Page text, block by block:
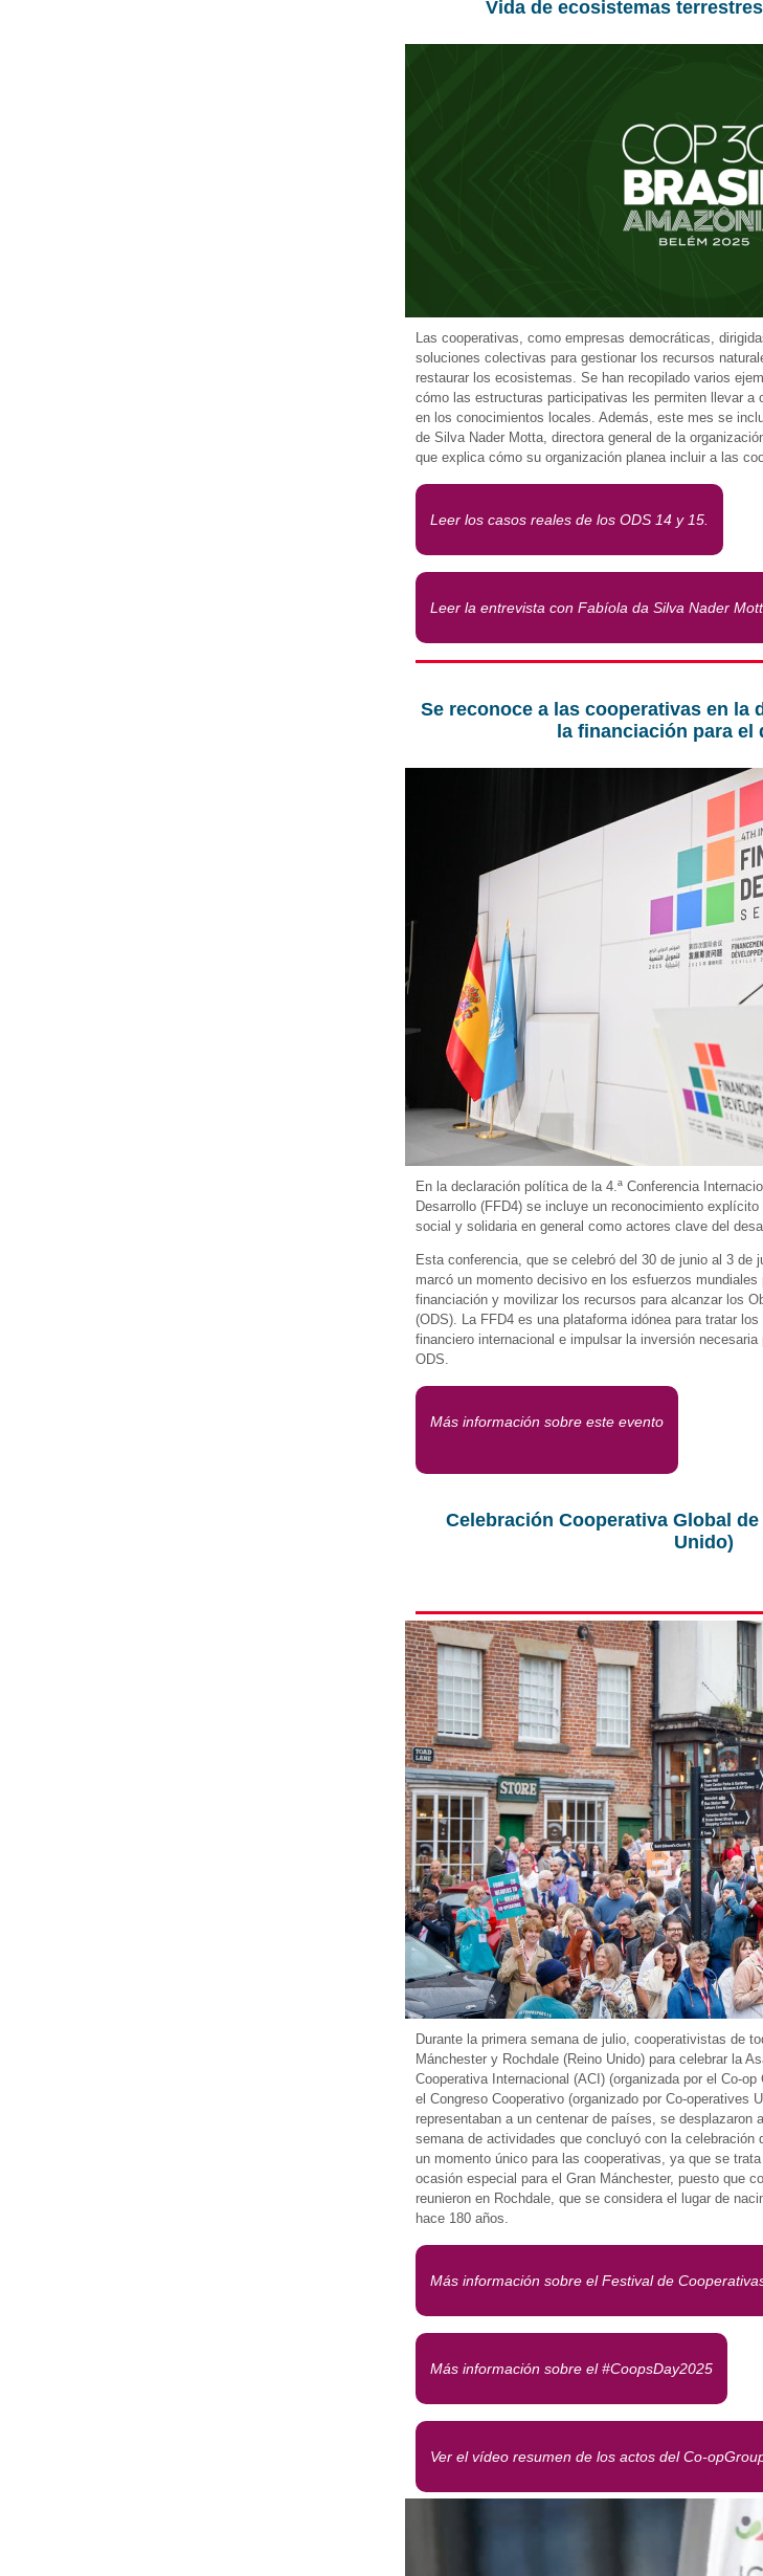
Vida de ecosistemas
Las cooperativas, como empresas democráticas,
soluciones colectivas para gestionar los recursos
restaurar los ecosistemas. Se han recopilado varios
cómo las estructuras participativas les permiten llevar a
en los conocimientos locales. Además, este mes se
de Silva Nader Motta, directora general de la
que explica cómo su organización planea incluir a las
Leer los casos reales de los ODS 14 y 15.
Leer la entrevista con Fabíola da Silva Nader
Se reconoce a las cooperativas en la
la financiación para el
En la declaración política de la 4.ª Conferencia
Desarrollo (FFD4) se incluye un reconocimiento
social y solidaria en general como actores clave del
Esta conferencia, que se celebró del 30 de junio al 3 de
marcó un momento decisivo en los esfuerzos
financiación y movilizar los recursos para alcanzar los
(ODS). La FFD4 es una plataforma idónea para tratar
financiero internacional e impulsar la inversión
ODS.
Más información sobre este evento
Celebración Cooperativa Global
Unido)
Durante la primera semana de julio, cooperativistas de
Mánchester y Rochdale (Reino Unido) para celebrar la
Cooperativa Internacional (ACI) (organizada por el Co-
el Congreso Cooperativo (organizado por Co-operatives
representaban a un centenar de países, se desplazaron
semana de actividades que concluyó con la celebración
un momento único para las cooperativas, ya que se
ocasión especial para el Gran Mánchester, puesto que
reunieron en Rochdale, que se considera el lugar de
hace 180 años.
Más información sobre el Festival de
Más información sobre el #CoopsDay2025
Ver el vídeo resumen de los actos del Co-